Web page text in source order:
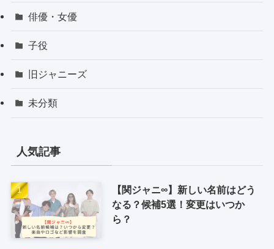
俳優・女優
子役
旧ジャニーズ
未分類
人気記事
【関ジャニ∞】新しい名前はどう
なる？候補5選！変更はいつか
ら？